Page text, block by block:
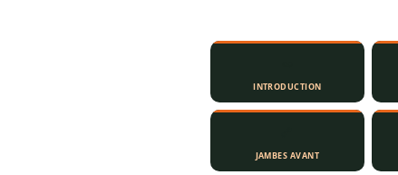
INTRODUCTION
JAMBES AVANT